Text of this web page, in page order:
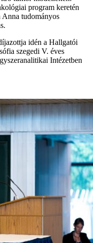
program keretén
Anna tudományos
idén a Hallgatói
szegedi V. éves
Intézetben